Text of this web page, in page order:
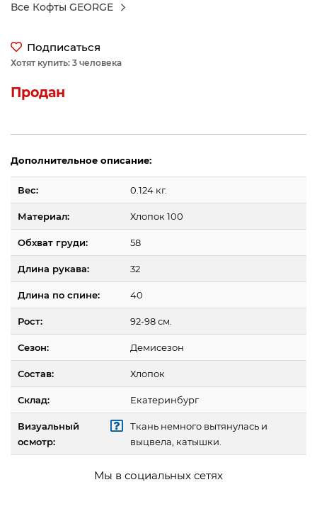
Все Кофты GEORGE
Подписаться
Хотят купить: 3 человека
Продан
Дополнительное описание:
Вес: 0.124 кг.
Материал: Хлопок 100
Обхват груди: 58
Длина рукава: 32
Длина по спине: 40
Рост: 92-98 см.
Сезон: Демисезон
Состав: Хлопок
Склад: Екатеринбург
Визуальный
осмотр:
Ткань немного вытянулась и
выцвела, катышки.
Мы в социальных сетях